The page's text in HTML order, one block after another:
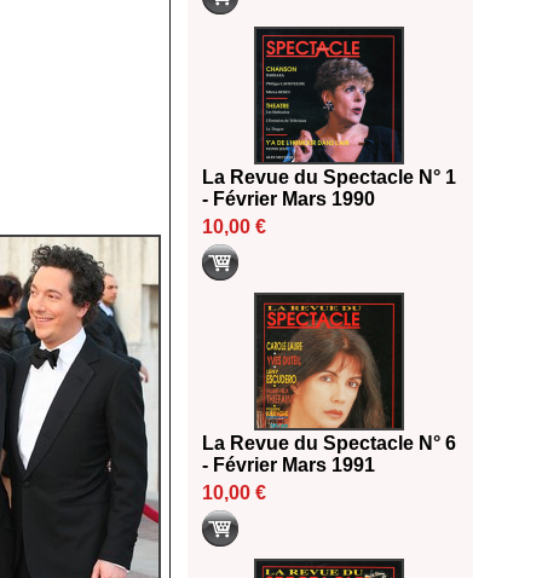
La Revue du Spectacle N° 1
- Février Mars 1990
10,00 €
La Revue du Spectacle N° 6
- Février Mars 1991
10,00 €